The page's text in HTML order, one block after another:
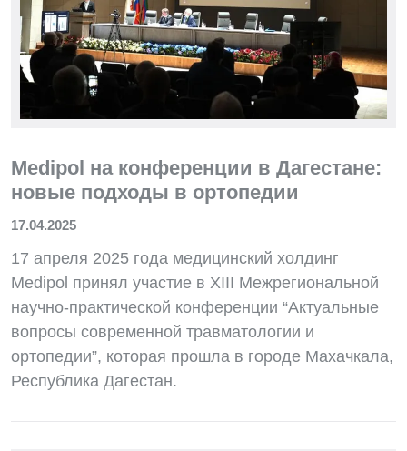
Medipol на конференции в Дагестане:
новые подходы в ортопедии
17.04.2025
17 апреля 2025 года медицинский холдинг
Medipol принял участие в XIII Межрегиональной
научно-практической конференции “Актуальные
вопросы современной травматологии и
ортопедии”, которая прошла в городе Махачкала,
Республика Дагестан.